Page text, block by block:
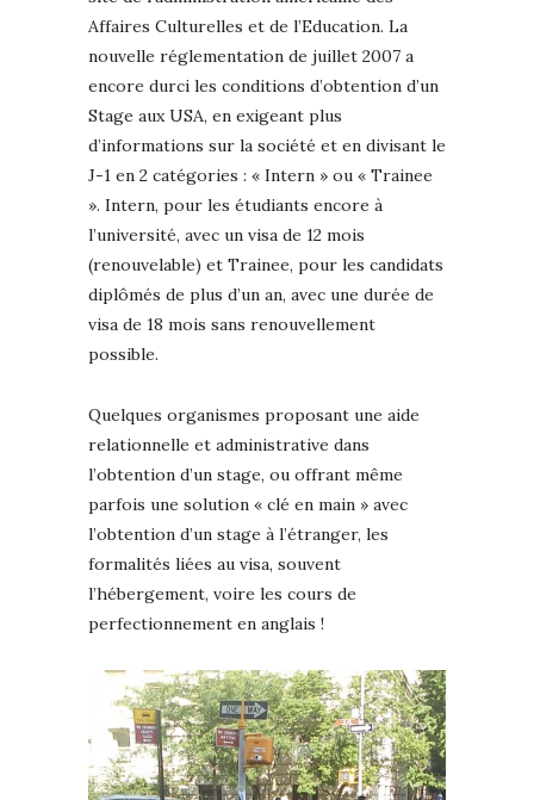
Affaires Culturelles et de l’Education. La
nouvelle réglementation de juillet 2007 a
encore durci les conditions d’obtention d’un
Stage aux USA, en exigeant plus
d’informations sur la société et en divisant le
J-1 en 2 catégories : « Intern » ou « Trainee
». Intern, pour les étudiants encore à
l’université, avec un visa de 12 mois
(renouvelable) et Trainee, pour les candidats
diplômés de plus d’un an, avec une durée de
visa de 18 mois sans renouvellement
possible.
Quelques organismes proposant une aide
relationnelle et administrative dans
l’obtention d’un stage, ou offrant même
parfois une solution « clé en main » avec
l’obtention d’un stage à l’étranger, les
formalités liées au visa, souvent
l’hébergement, voire les cours de
perfectionnement en anglais !